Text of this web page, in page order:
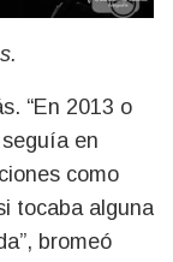
“En 2013 o
en
como
tocaba alguna
bromeó